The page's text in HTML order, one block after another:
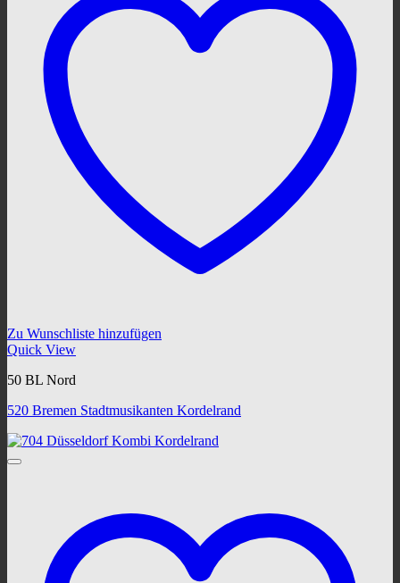
Zu Wunschliste hinzufügen
Quick View
50 BL Nord
520 Bremen Stadtmusikanten Kordelrand